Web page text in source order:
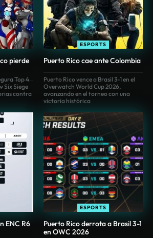
pierde
ESPORTS
Puerto Rico cae ante Colombia
Top 4
Six Siege
contra
ENC R6
Puerto Rico vence a Brasil 3-1 en el
Overwatch World Cup 2026,
avanzando en el torneo con una
victoria histórica
ESPORTS
Puerto Rico derrota a Brasil 3-1
en OWC 2026